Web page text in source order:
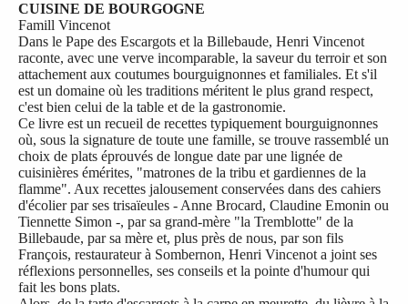
CUISINE DE BOURGOGNE
Famill Vincenot
Dans le Pape des Escargots et la Billebaude, Henri Vincenot
raconte, avec une verve incomparable, la saveur du terroir et son
attachement aux coutumes bourguignonnes et familiales. Et s'il
est un domaine où les traditions méritent le plus grand respect,
c'est bien celui de la table et de la gastronomie.
Ce livre est un recueil de recettes typiquement bourguignonnes
où, sous la signature de toute une famille, se trouve rassemblé un
choix de plats éprouvés de longue date par une lignée de
cuisinières émérites, "matrones de la tribu et gardiennes de la
flamme". Aux recettes jalousement conservées dans des cahiers
d'écolier par ses trisaïeules - Anne Brocard, Claudine Emonin ou
Tiennette Simon -, par sa grand-mère "la Tremblotte" de la
Billebaude, par sa mère et, plus près de nous, par son fils
François, restaurateur à Sombernon, Henri Vincenot a joint ses
réflexions personnelles, ses conseils et la pointe d'humour qui
fait les bons plats.